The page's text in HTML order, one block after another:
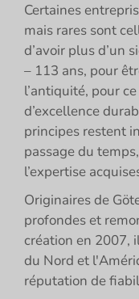
Certaines
mais rares sont
d’avoir plus d’un
– 113 ans, pour
l’antiquité, pour
d’excellence
principes restent
passage du
l’expertise
Originaires de
profondes et
création en 2007,
du Nord et
réputation de